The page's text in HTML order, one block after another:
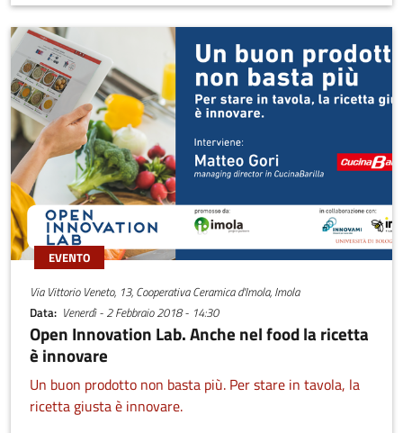
EVENTO
Via Vittorio Veneto, 13, Cooperativa Ceramica d'Imola, Imola
Data Venerdì - 2 Febbraio 2018 - 14:30
Open Innovation Lab. Anche nel food la ricetta
è innovare
Un buon prodotto non basta più. Per stare in tavola, la
ricetta giusta è innovare.